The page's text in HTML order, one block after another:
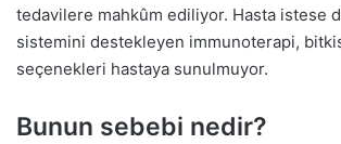
tedavilere mahkûm ediliyor. Hasta istese
sistemini destekleyen immunoterapi,
seçenekleri hastaya sunulmuyor.
Bunun sebebi nedir?